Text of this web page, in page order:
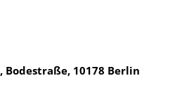
Bodestraße, 10178 Berlin